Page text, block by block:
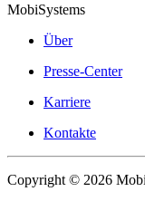
MobiSystems
Über
Presse-Center
Karriere
Kontakte
Copyright © 2026